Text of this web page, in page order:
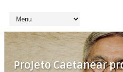
Projeto Caetanear